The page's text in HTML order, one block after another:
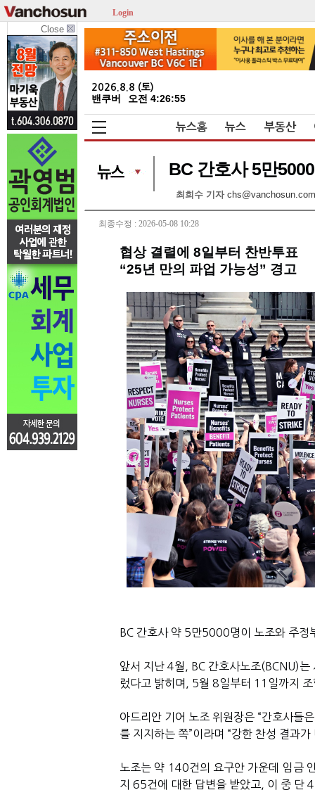
Login
Close
2026.8.8 (토)
밴쿠버 오전 4:26:55
뉴스홈 뉴스 부동산
BC 간호사 5만
최희수 기자 chs@vanchosun.com
최종수정 : 2026-05-08 10:28
협상 결렬에 8일부터 찬반투표
“25년 만의 파업 가능성” 경고
BC 간호사 약 5만5000명이 노조와 주
앞서 지난 4월, BC 간호사노조(BCNU)
렀다고 밝히며, 5월 8일부터 11일까지
아드리안 기어 노조 위원장은 “간호사들
를 지지하는 쪽”이라며 “강한 찬성 결과
노조는 약 140건의 요구안 가운데 임금
지 65건에 대한 답변을 받았고, 이 중 단